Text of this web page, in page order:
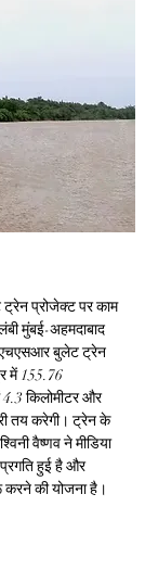
ट्रेन प्रोजेक्ट पर काम
मुंबई-अहमदाबाद
बुलेट ट्रेन
में 155.76
4.3 किलोमीटर और
तय करेगी। ट्रेन के
वैष्णव ने मीडिया
प्रगति हुई है और
की योजना है।